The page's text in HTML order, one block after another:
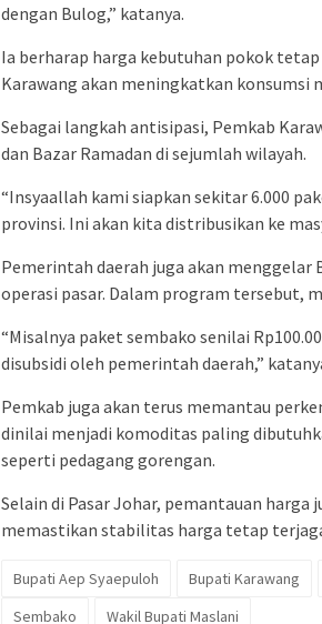
dengan Bulog,” katanya.
Ia berharap harga kebutuhan pokok
Karawang akan meningkatkan konsumsi
Sebagai langkah antisipasi, Pemkab
dan Bazar Ramadan di sejumlah wilayah.
“Insyaallah kami siapkan sekitar 6.000
provinsi. Ini akan kita distribusikan ke
Pemerintah daerah juga akan menggelar
operasi pasar. Dalam program tersebut,
“Misalnya paket sembako senilai
disubsidi oleh pemerintah daerah,”
Pemkab juga akan terus memantau
dinilai menjadi komoditas paling
seperti pedagang gorengan.
Selain di Pasar Johar, pemantauan harga
memastikan stabilitas harga tetap
Bupati Aep Syaepuloh Bupati Karawang
Sembako
Wakil Bupati Maslani